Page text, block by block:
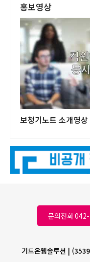
홍보영상
보청기노트 소개영상
문의전화
기드온웹솔루션 |